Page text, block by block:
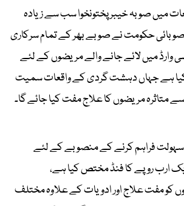
میں صوبہ خیبر پختونخوا سب سے زیادہ
صوبائی حکومت نے صوبے بھر کے تمام سرکاری
وارڈ میں لائے جانے والے مریضوں کے لئے
ہے جہاں دہشت گردی کے واقعات سمیت
متاثرہ مریضوں کا علاج مفت کیا جائے گا۔
سہولت فراہم کرنے کے منصوبے کے لئے
ارب روپے کا فنڈ مختص کیا ہے،
کو مفت علاج اور ادویات کے علاوہ مختلف